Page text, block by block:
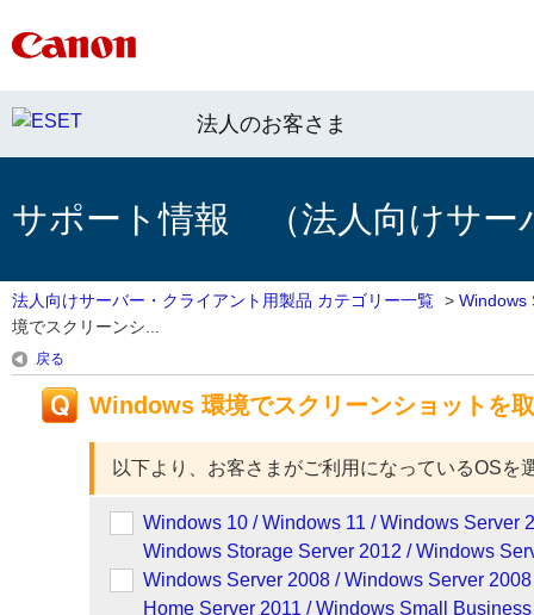
法人のお客さま
サポート情報 （法人向けサー
法人向けサーバー・クライアント用製品 カテゴリー一覧 > Windows
境でスクリーンシ...
戻る
Windows 環境でスクリーンショットを
以下より、お客さまがご利用になっているOSを
Windows 10 / Windows 11 / Windows Server
Windows Storage Server 2012 / Windows
Windows Server 2008 / Windows Server
Home Server 2011 / Windows Small